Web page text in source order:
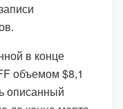
в конце
объемом $8,1
описанный